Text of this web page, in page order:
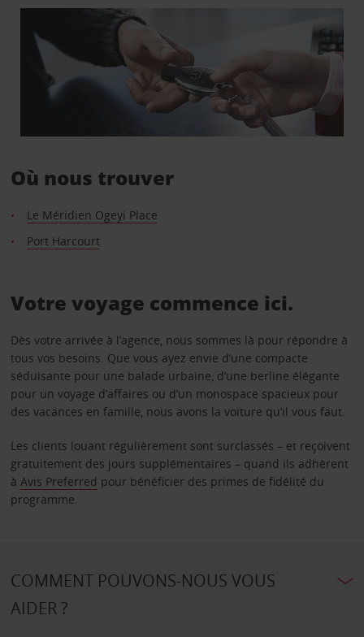
Où nous trouver
Le Méridien Ogeyi Place
Port Harcourt
Votre voyage commence ici.
Dès votre arrivée à l’agence, nous sommes là pour répondre à
tous vos besoins. Que vous ayez envie d’une compacte
séduisante pour une balade urbaine, d’une berline élégante
pour un voyage d’affaires ou d’un monospace spacieux pour
des vacances en famille, nous avons la voiture qu’il vous faut.
Les clients louant régulièrement sont surclassés – et reçoivent
gratuitement des jours supplémentaires – quand ils adhèrent
à Avis Preferred pour bénéficier des primes de fidélité du
programme.
COMMENT POUVONS-NOUS VOUS
AIDER ?